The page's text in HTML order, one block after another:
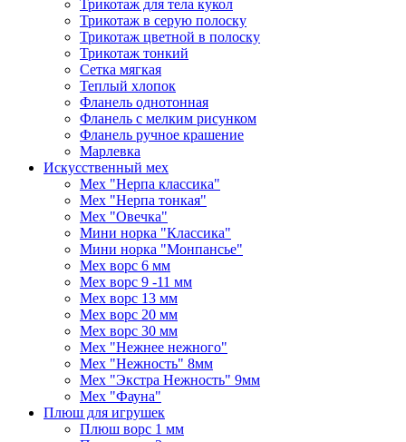
Трикотаж для тела кукол
Трикотаж в серую полоску
Трикотаж цветной в полоску
Трикотаж тонкий
Сетка мягкая
Теплый хлопок
Фланель однотонная
Фланель с мелким рисунком
Фланель ручное крашение
Марлевка
Искусственный мех
Мех "Нерпа классика"
Мех "Нерпа тонкая"
Мех "Овечка"
Мини норка "Классика"
Мини норка "Монпансье"
Мех ворс 6 мм
Мех ворс 9 -11 мм
Мех ворс 13 мм
Мех ворс 20 мм
Мех ворс 30 мм
Мех "Нежнее нежного"
Мех "Нежность" 8мм
Мех "Экстра Нежность" 9мм
Мех "Фауна"
Плюш для игрушек
Плюш ворс 1 мм